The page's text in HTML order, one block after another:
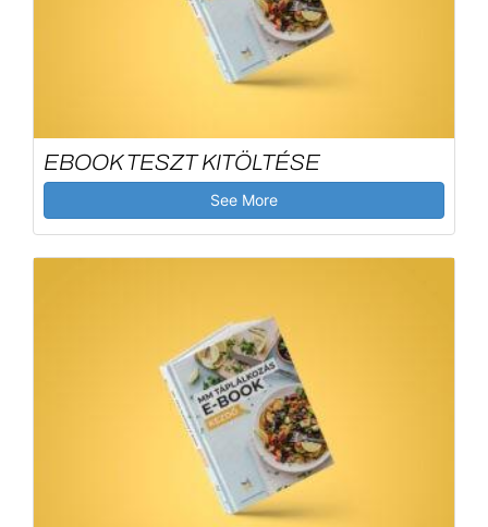
EBOOK TESZT KITÖLTÉSE
See More